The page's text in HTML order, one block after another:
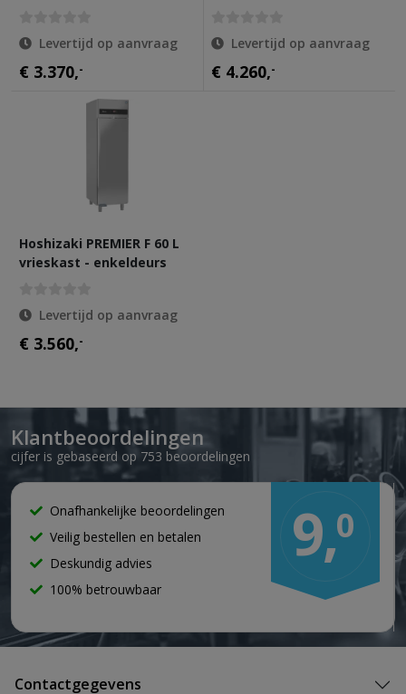
Levertijd op aanvraag
€ 3.370,-
Levertijd op aanvraag
€ 4.260,-
Hoshizaki PREMIER F 60 L
vrieskast - enkeldeurs
Levertijd op aanvraag
€ 3.560,-
Klantbeoordelingen
cijfer is gebaseerd op 753 beoordelingen
Onafhankelijke beoordelingen
Veilig bestellen en betalen
Deskundig advies
100% betrouwbaar
9,0
Contactgegevens